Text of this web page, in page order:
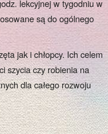
lekcyjnej w tygodniu w
są do ogólnego
jak i chłopcy. Ich celem
szycia czy robienia na
dla całego rozwoju